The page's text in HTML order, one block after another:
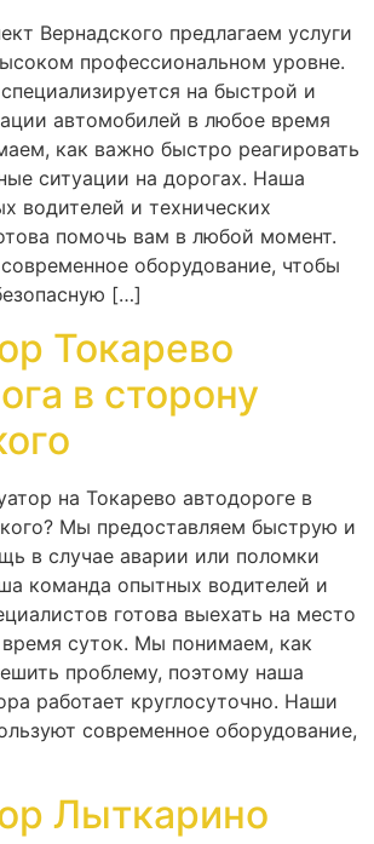
Вернадского предлагаем услуги
профессиональном уровне.
на быстрой и
автомобилей в любое время
как важно быстро реагировать
ситуации на дорогах. Наша
водителей и технических
помочь вам в любой момент.
оборудование, чтобы
[…]
Токарево
в сторону
на Токарево автодороге в
Мы предоставляем быструю и
в случае аварии или поломки
команда опытных водителей и
готова выехать на место
суток. Мы понимаем, как
проблему, поэтому наша
работает круглосуточно. Наши
современное оборудование,
Лыткарино